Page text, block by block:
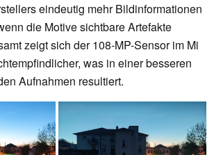
eindeutig mehr Bildinformationen
die Motive sichtbare Artefakte
zeigt sich der 108-MP-Sensor im Mi
was in einer besseren
Aufnahmen resultiert.